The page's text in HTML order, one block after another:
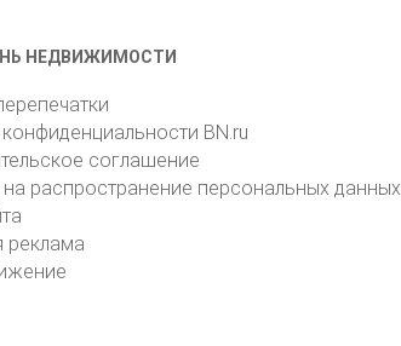
НЕДВИЖИМОСТИ
BN.ru
соглашение
на распространение персональных данных
реклама